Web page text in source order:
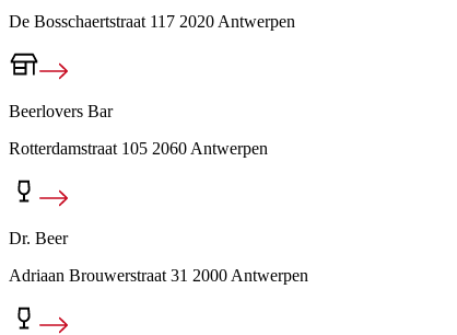
De Bosschaertstraat 117 2020 Antwerpen
Beerlovers Bar
Rotterdamstraat 105 2060 Antwerpen
Dr. Beer
Adriaan Brouwerstraat 31 2000 Antwerpen